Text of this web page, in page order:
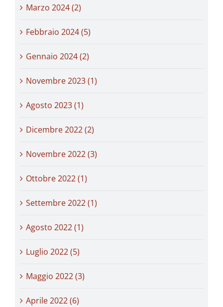
Marzo 2024 (2)
Febbraio 2024 (5)
Gennaio 2024 (2)
Novembre 2023 (1)
Agosto 2023 (1)
Dicembre 2022 (2)
Novembre 2022 (3)
Ottobre 2022 (1)
Settembre 2022 (1)
Agosto 2022 (1)
Luglio 2022 (5)
Maggio 2022 (3)
Aprile 2022 (6)